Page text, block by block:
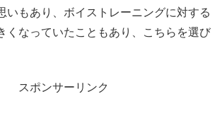
いもあり、ボイストレーニングに対する
くなっていたこともあり、こちらを選び
スポンサーリンク